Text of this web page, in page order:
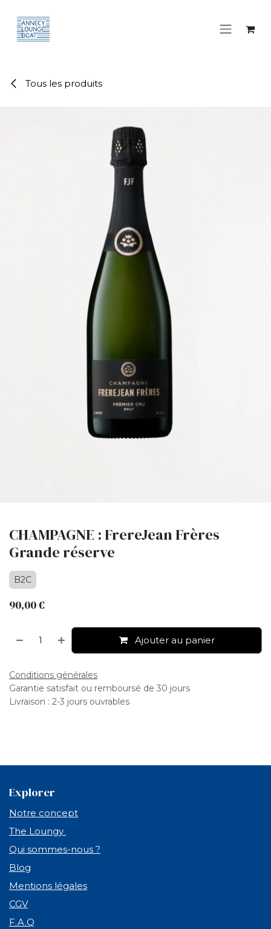
Tous les produits
CHAMPAGNE : FrereJean Frères
Grande réserve
B2C
90,00€
Ajouter au panier
Conditions générales
Garantie satisfait ou remboursé de 30 jours
Livraison : 2-3 jours ouvrables
Explorer
Notre concept
The Loungy
Qui sommes-nous ?
Blog
Mentions légales
CGV
F.A.Q